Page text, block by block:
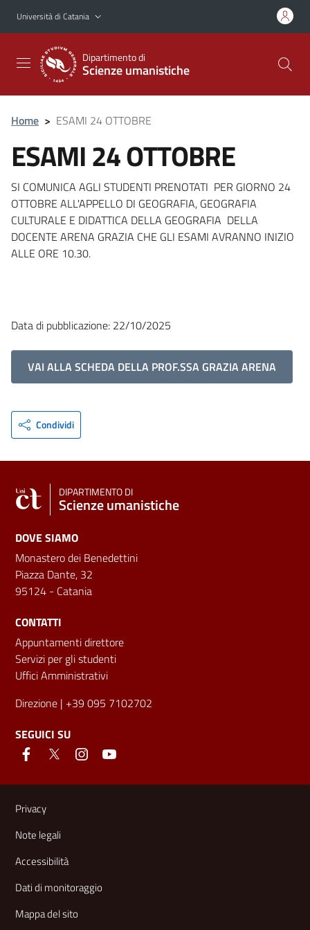
Vai al contenuto principale
Vai al menu di navigazione
Università di Catania
Dipartimento di
Scienze umanistiche
Home > ESAMI 24 OTTOBRE
ESAMI 24 OTTOBRE
SI COMUNICA AGLI STUDENTI PRENOTATI PER GIORNO 24
OTTOBRE ALL'APPELLO DI GEOGRAFIA, GEOGRAFIA
CULTURALE E DIDATTICA DELLA GEOGRAFIA DELLA
DOCENTE ARENA GRAZIA CHE GLI ESAMI AVRANNO INIZIO
ALLE ORE 10.30.
Data di pubblicazione: 22/10/2025
VAI ALLA SCHEDA DELLA PROF.SSA GRAZIA ARENA
Condividi
DIPARTIMENTO DI
Scienze umanistiche
DOVE SIAMO
Monastero dei Benedettini
Piazza Dante, 32
95124 - Catania
CONTATTI
Appuntamenti direttore
Servizi per gli studenti
Uffici Amministrativi
Direzione | +39 095 7102702
SEGUICI SU
Link e informazioni utili
Privacy
Note legali
Accessibilità
Dati di monitoraggio
Mappa del sito